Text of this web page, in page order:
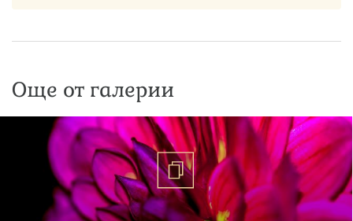
Още от галерии